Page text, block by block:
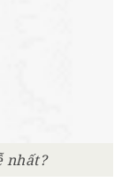
nhất?